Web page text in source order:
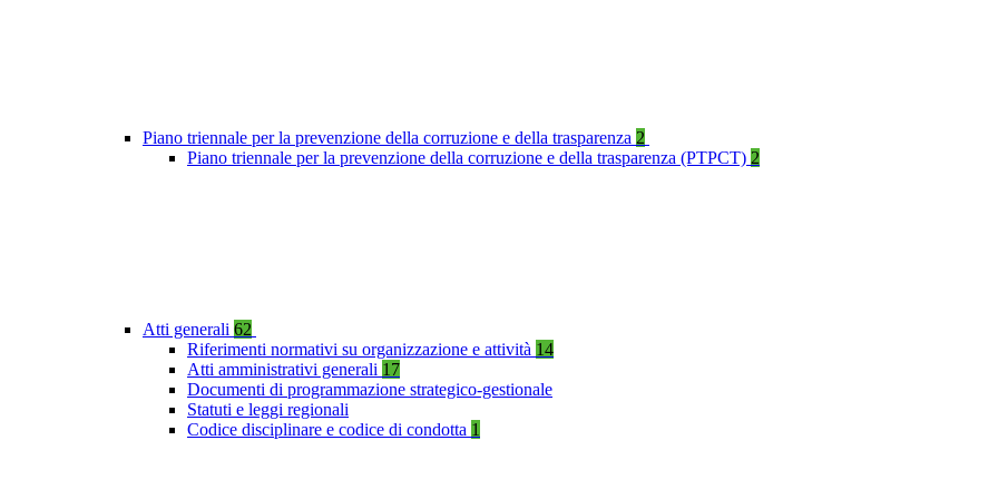
Piano triennale per la prevenzione della corruzione e della trasparenza 2
Piano triennale per la prevenzione della corruzione e della trasparenza (PTPCT) 2
Atti generali 62
Riferimenti normativi su organizzazione e attività 14
Atti amministrativi generali 17
Documenti di programmazione strategico-gestionale
Statuti e leggi regionali
Codice disciplinare e codice di condotta 1